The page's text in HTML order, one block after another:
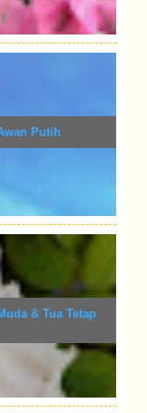
Putih
& Tua Tetap